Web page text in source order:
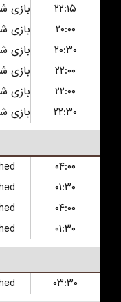
۲۲:۱۵
۲۰:۰۰
۲۰:۳۰
۲۲:۰۰
۲۲:۰۰
۲۲:۳۰
۰۴:۰۰
۰۱:۳۰
۰۴:۰۰
۰۱:۳۰
۰۳:۳۰